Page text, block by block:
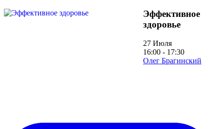
Эффективное
здоровье
27 Июля
16:00 - 17:30
Олег Брагинский